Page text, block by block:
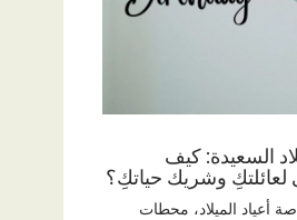
السعيدة: كيف
وشريك حياتكِ؟
أعياد الميلاد، محطات